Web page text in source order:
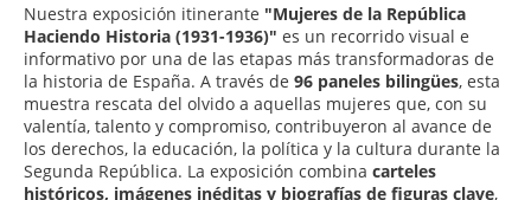
Nuestra exposición itinerante "Mujeres de la República
Haciendo Historia (1931-1936)" es un recorrido visual e
informativo por una de las etapas más transformadoras de
la historia de España. A través de 96 paneles bilingües, esta
muestra rescata del olvido a aquellas mujeres que, con su
valentía, talento y compromiso, contribuyeron al avance de
los derechos, la educación, la política y la cultura durante la
Segunda República. La exposición combina carteles
históricos, imágenes inéditas y biografías de figuras clave,